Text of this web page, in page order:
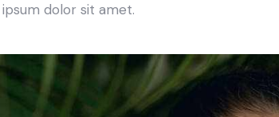
dolor sit amet.